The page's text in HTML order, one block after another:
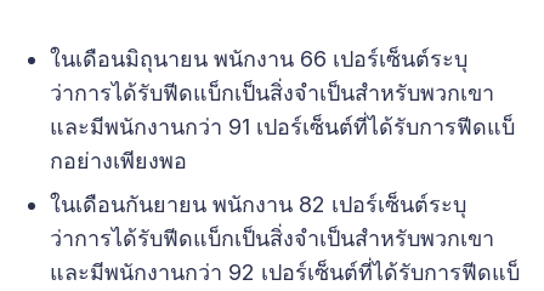
ในเดือนมิถุนายน พนักงาน 66 เปอร์เซ็นต์ระบุ
ว่าการได้รับฟีดแบ็กเป็นสิ่งจำเป็นสำหรับพวกเขา
และมีพนักงานกว่า 91 เปอร์เซ็นต์ที่ได้รับการฟีดแบ็
กอย่างเพียงพอ
ในเดือนกันยายน พนักงาน 82 เปอร์เซ็นต์ระบุ
ว่าการได้รับฟีดแบ็กเป็นสิ่งจำเป็นสำหรับพวกเขา
และมีพนักงานกว่า 92 เปอร์เซ็นต์ที่ได้รับการฟีดแบ็